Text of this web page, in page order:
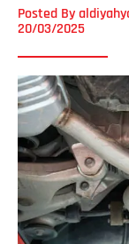
Posted By
20/03/2025